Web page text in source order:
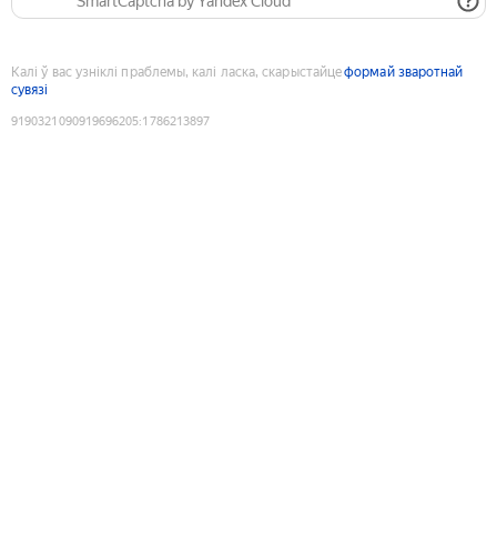
Калі ў вас узніклі праблемы, калі ласка, скарыстайцеформай зваротнай
сувязі
9190321090919696205:1786213897